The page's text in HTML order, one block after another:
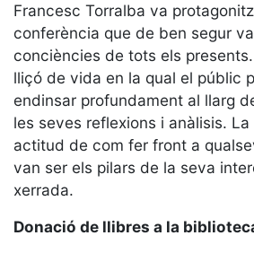
Llegendes
Jugadors
professionals
Competicions
Campionat
Social de
Tennis
Quadres
de Joc
Quadre
Francesc Torralba va
conferència que de ben segur
conciències de tots els
lliçó de vida en la qual el públic
endinsar profundament al llarg
les seves reflexions i anàlisis.
actitud de com fer front a
van ser els pilars de la seva
xerrada.
Donació de llibres a la